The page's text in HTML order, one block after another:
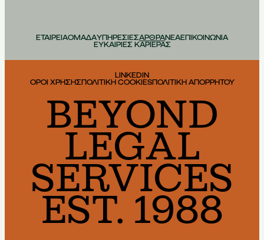
ΕΤΑΙΡΕΙΑΟΜΑΔΑΥΠΗΡΕΣΙΕΣΑΡΘΡΑΝΕΑΕΠΙΚΟΙΝΩΝΙΑ
ΕΥΚΑΙΡΙΕΣ ΚΑΡΙΕΡΑΣ
LINKEDIN
ΟΡΟΙ ΧΡΗΣΗΣΠΟΛΙΤΙΚΗ COOKIESΠΟΛΙΤΙΚΗ ΑΠΟΡΡΗΤΟΥ
BEYOND
LEGAL
SERVICES
EST. 1988